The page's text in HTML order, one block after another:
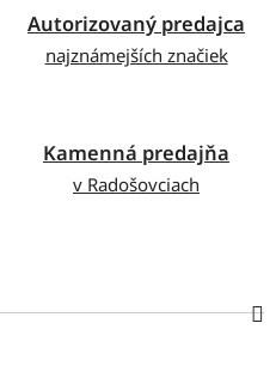
Autorizovaný predajca
najznámejších značiek
Kamenná predajňa
v Radošovciach